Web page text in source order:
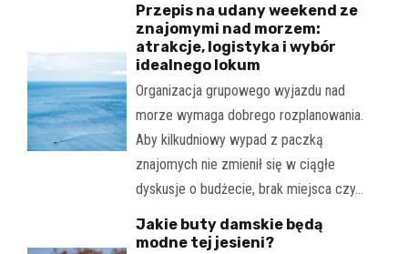
Przepis na udany weekend ze
znajomymi nad morzem:
atrakcje, logistyka i wybór
idealnego lokum
Organizacja grupowego wyjazdu nad
morze wymaga dobrego rozplanowania.
Aby kilkudniowy wypad z paczką
znajomych nie zmienił się w ciągłe
dyskusje o budżecie, brak miejsca czy…
Jakie buty damskie będą
modne tej jesieni?